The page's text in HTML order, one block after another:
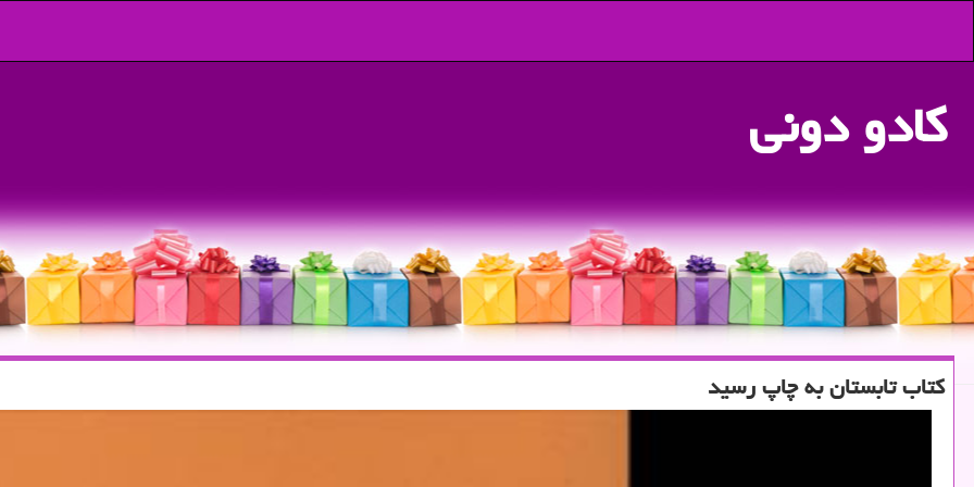
كادو دونی
كتاب تابستان به چاپ رسید